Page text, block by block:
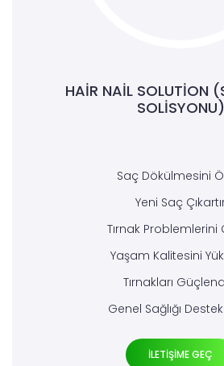
HAIR NAIL SOLUTION
SOLISYONU)
Saç Dökülmesini
Yeni Saç
Tırnak Problemlerini
Yaşam Kalitesini
Tırnakları
Genel Sağlığı
İLETİŞİME GEÇ